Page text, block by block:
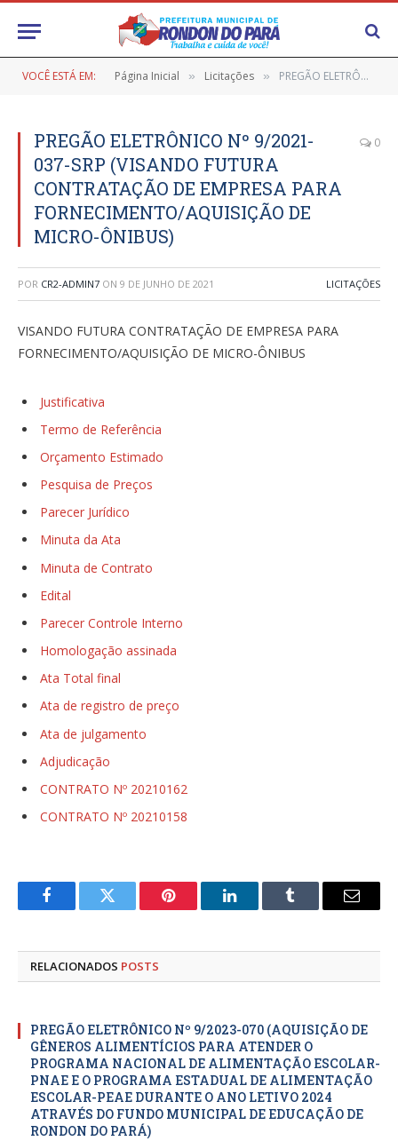
VOCÊ ESTÁ EM: Página Inicial » Licitações » PREGÃO ELETRÔNICO Nº 9/2021-037-SRP (VISANDO FUTURA CONTRATAÇÃO DE EMPRESA PARA FORNECIMENTO/AQUISIÇÃO DE MICRO-ÔNIBUS)
PREGÃO ELETRÔNICO Nº 9/2021-
037-SRP (VISANDO FUTURA
CONTRATAÇÃO DE EMPRESA PARA
FORNECIMENTO/AQUISIÇÃO DE
MICRO-ÔNIBUS)
0
POR CR2-ADMIN7 ON 9 DE JUNHO DE 2021 LICITAÇÕES
VISANDO FUTURA CONTRATAÇÃO DE EMPRESA PARA
FORNECIMENTO/AQUISIÇÃO DE MICRO-ÔNIBUS
Justificativa
Termo de Referência
Orçamento Estimado
Pesquisa de Preços
Parecer Jurídico
Minuta da Ata
Minuta de Contrato
Edital
Parecer Controle Interno
Homologação assinada
Ata Total final
Ata de registro de preço
Ata de julgamento
Adjudicação
CONTRATO Nº 20210162
CONTRATO Nº 20210158
FacebookTwitter Pinterest LinkedInTumblr
E-
RELACIONADOS POSTS
PREGÃO ELETRÔNICO Nº 9/2023-070 (AQUISIÇÃO DE
GÊNEROS ALIMENTÍCIOS PARA ATENDER O
PROGRAMA NACIONAL DE ALIMENTAÇÃO ESCOLAR-
PNAE E O PROGRAMA ESTADUAL DE ALIMENTAÇÃO
ESCOLAR-PEAE DURANTE O ANO LETIVO 2024
ATRAVÉS DO FUNDO MUNICIPAL DE EDUCAÇÃO DE
RONDON DO PARÁ)